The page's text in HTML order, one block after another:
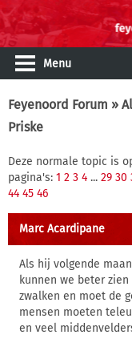
Menu
Feyenoord Forum »
Priske
Deze normale topic is
pagina's: 1 2 3 4 ... 29 30
44 45 46
Marc Acardipane
Als hij volgende
kunnen we beter
zwalken en moet de
mensen moeten
en veel